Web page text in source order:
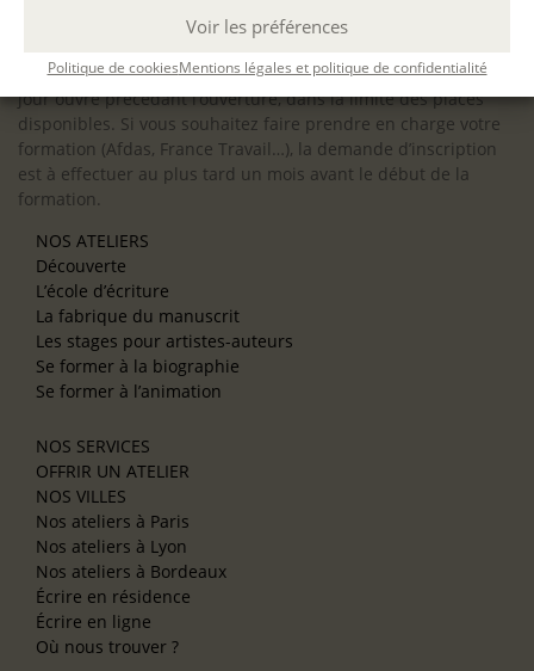
Voir les préférences
Politique de cookiesMentions légales et politique de confidentialité
supports, accessibilité de nos salles).
inscriptions à nos activités sont ouvertes jusqu’au dernier
jour ouvré précédant l’ouverture, dans la limite des places
disponibles. Si vous souhaitez faire prendre en charge votre
formation (Afdas, France Travail…), la demande d’inscription
est à effectuer au plus tard un mois avant le début de la
formation.
NOS ATELIERS
Découverte
L’école d’écriture
La fabrique du manuscrit
Les stages pour artistes-auteurs
Se former à la biographie
Se former à l’animation
NOS SERVICES
OFFRIR UN ATELIER
NOS VILLES
Nos ateliers à Paris
Nos ateliers à Lyon
Nos ateliers à Bordeaux
Écrire en résidence
Écrire en ligne
Où nous trouver ?